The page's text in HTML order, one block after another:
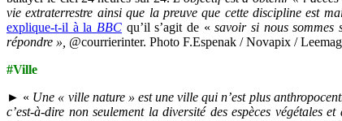
vie extraterrestre ainsi que la preuve que cette discipline est
explique-t-il à la BBCqu’il s’agit de «savoir si nous sommes
répondre », @courrierinter. Photo F.Espenak / Novapix /
#Ville
► « Une « ville nature » est une ville qui n’est plus
c’est-à-dire non seulement la diversité des espèces végétales